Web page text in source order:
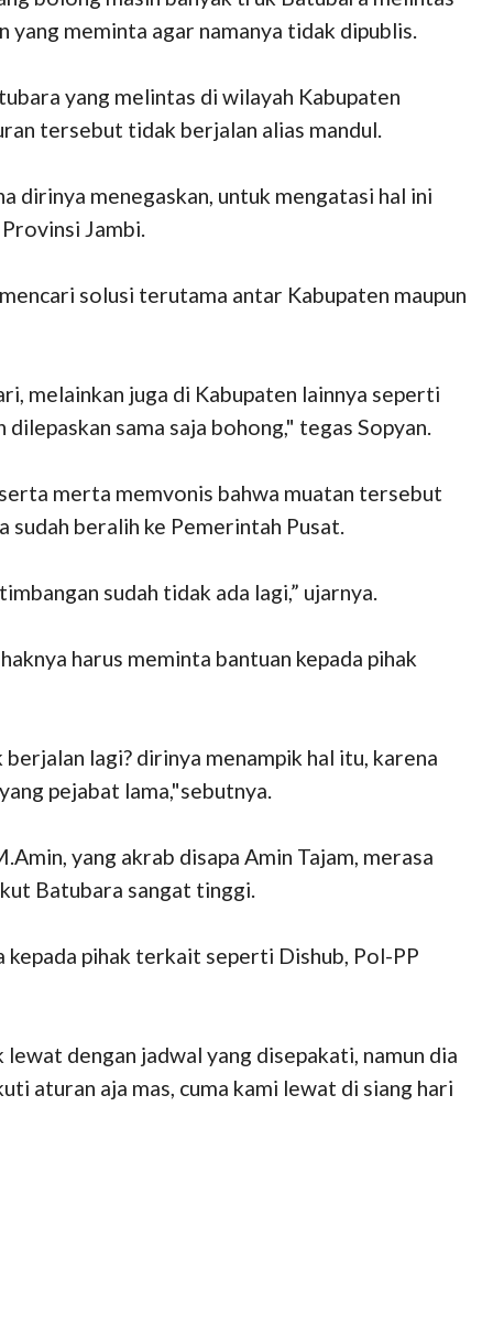
meminta agar namanya tidak dipublis.
yang melintas di wilayah Kabupaten
tersebut tidak berjalan alias mandul.
dirinya menegaskan, untuk mengatasi hal ini
Jambi.
solusi terutama antar Kabupaten maupun
melainkan juga di Kabupaten lainnya seperti
sama saja bohong," tegas Sopyan.
merta memvonis bahwa muatan tersebut
sudah beralih ke Pemerintah Pusat.
sudah tidak ada lagi,” ujarnya.
harus meminta bantuan kepada pihak
lagi? dirinya menampik hal itu, karena
pejabat lama,"sebutnya.
yang akrab disapa Amin Tajam, merasa
Batubara sangat tinggi.
kepada pihak terkait seperti Dishub, Pol-PP
dengan jadwal yang disepakati, namun dia
aturan aja mas, cuma kami lewat di siang hari